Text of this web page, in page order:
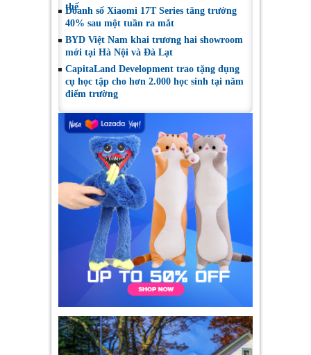
thế
Doanh số Xiaomi 17T Series tăng trưởng
40% sau một tuần ra mắt
BYD Việt Nam khai trương hai showroom
mới tại Hà Nội và Đà Lạt
CapitaLand Development trao tặng dụng
cụ học tập cho hơn 2.000 học sinh tại năm
điểm trường